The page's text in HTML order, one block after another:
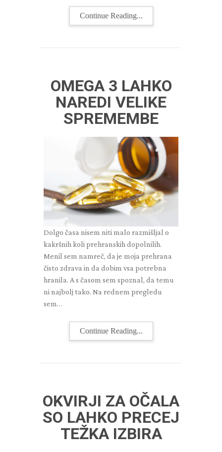
Continue Reading...
OMEGA 3 LAHKO
NAREDI VELIKE
SPREMEMBE
Dolgo časa nisem niti malo razmišljal o
kakršnih koli prehranskih dopolnilih.
Menil sem namreč, da je moja prehrana
čisto zdrava in da dobim vsa potrebna
hranila. A s časom sem spoznal, da temu
ni najbolj tako. Na rednem pregledu
sem…
Continue Reading...
OKVIRJI ZA OČALA
SO LAHKO PRECEJ
TEŽKA IZBIRA